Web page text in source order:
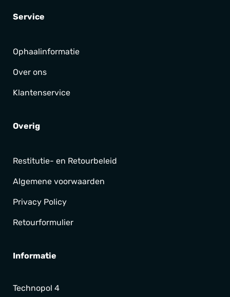
Service
Ophaalinformatie
Over ons
Klantenservice
Overig
Restitutie- en Retourbeleid
Algemene voorwaarden
Privacy Policy
Retourformulier
Informatie
Technopol 4